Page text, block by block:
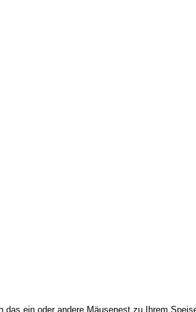
ein oder andere Mäusenest zu Ihrem